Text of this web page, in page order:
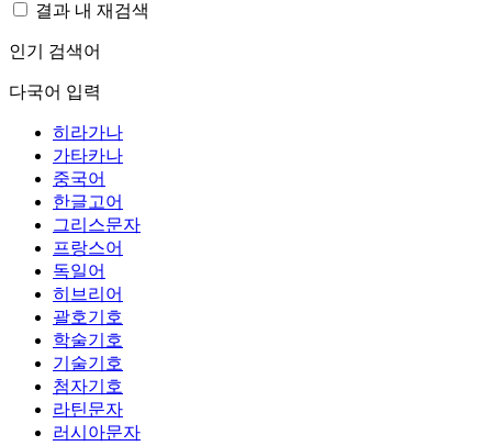
결과 내 재검색
인기 검색어
다국어 입력
히라가나
가타카나
중국어
한글고어
그리스문자
프랑스어
독일어
히브리어
괄호기호
학술기호
기술기호
첨자기호
라틴문자
러시아문자